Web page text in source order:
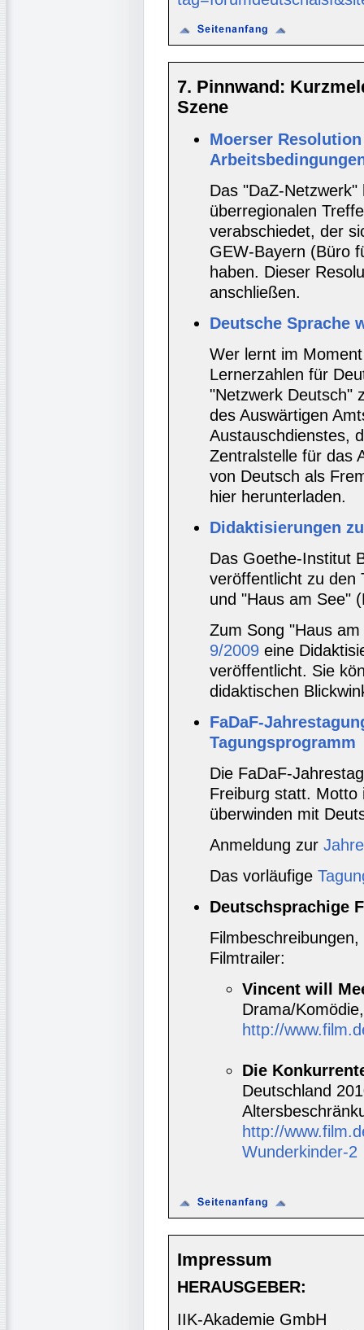
7. Pinnwand:
Szene
Moerser
Das "DaZ-
überregionalen
verabschiedet, der
GEW-Bayern (Büro
haben. Dieser
anschließen.
Deutsche Sprache
Wer lernt im
Lernerzahlen für
"Netzwerk Deutsch"
des Auswärtigen
Austauschdienstes,
Zentralstelle für das
von Deutsch als
hier herunterladen.
Didaktisierungen
Das Goethe-Institut
veröffentlicht zu den
und "Haus am See"
Zum Song "Haus
9/2009 eine
veröffentlicht. Sie
didaktischen
FaDaF-
Tagungsprogramm
Die FaDaF-
Freiburg statt. Motto
überwinden mit
Anmeldung zur
Das vorläufige
Deutschsprachige
Filmtrailer:
Vincent will
Drama/
http://
Die
Deutschland
http://
Wunderkinder-2
Impressum
HERAUSGEBER:
IIK-Akademie GmbH